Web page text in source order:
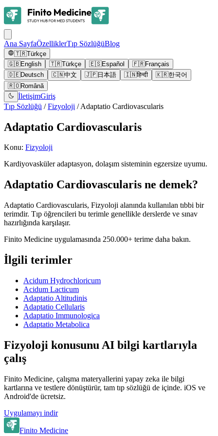
Ana SayfaÖzelliklerTıp SözlüğüBlog
🇹🇷Türkçe
🇬🇧English 🇹🇷Türkçe 🇪🇸Español 🇫🇷Français
🇩🇪Deutsch 🇨🇳中文 🇯🇵日本語 🇮🇳हिन्दी 🇰🇷한국어
🇷🇴Română
İletişimGiriş
Tıp Sözlüğü / Fizyoloji /Adaptatio Cardiovascularis
Adaptatio Cardiovascularis
Konu: Fizyoloji
Kardiyovasküler adaptasyon, dolaşım sisteminin egzersize uyumu.
Adaptatio Cardiovascularis ne demek?
Adaptatio Cardiovascularis, Fizyoloji alanında kullanılan tıbbi bir
terimdir. Tıp öğrencileri bu terimle genellikle derslerde ve sınav
hazırlığında karşılaşır.
Finito Medicine uygulamasında 250.000+ terime daha bakın.
İlgili terimler
Acidum Hydrochloricum
Acidum Lacticum
Adaptatio Altitudinis
Adaptatio Cellularis
Adaptatio Immunologica
Adaptatio Metabolica
Fizyoloji konusunu AI bilgi kartlarıyla
çalış
Finito Medicine, çalışma materyallerini yapay zeka ile bilgi
kartlarına ve testlere dönüştürür, tam tıp sözlüğü de içinde. iOS ve
Android'de ücretsiz.
Uygulamayı indir
Finito Medicine